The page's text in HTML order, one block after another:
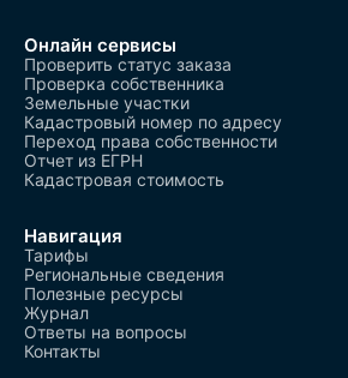
Онлайн сервисы
Проверить статус заказа
Проверка собственника
Земельные участки
Кадастровый номер по адресу
Переход права собственности
Отчет из ЕГРН
Кадастровая стоимость
Навигация
Тарифы
Региональные сведения
Полезные ресурсы
Журнал
Ответы на вопросы
Контакты